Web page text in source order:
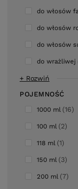
do włosów
do włosów
do włosów
do wrażliwej
+ Rozwiń
POJEMNOŚĆ
1000 ml 16
100 ml 2
118 ml 1
150 ml 3
200 ml 7